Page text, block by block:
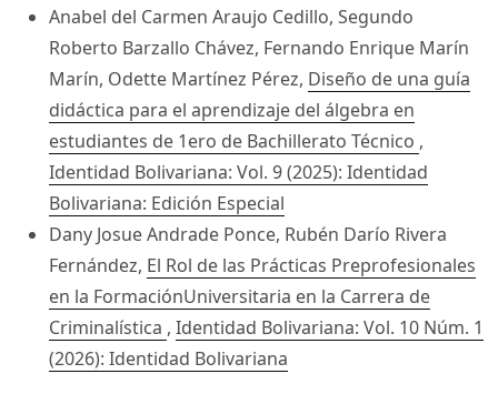
Anabel del Carmen Araujo Cedillo, Segundo
Roberto Barzallo Chávez, Fernando Enrique Marín
Marín, Odette Martínez Pérez, Diseño de una guía
didáctica para el aprendizaje del álgebra en
estudiantes de 1ero de Bachillerato Técnico ,
Identidad Bolivariana: Vol. 9 (2025): Identidad
Bolivariana: Edición Especial
Dany Josue Andrade Ponce, Rubén Darío Rivera
Fernández, El Rol de las Prácticas Preprofesionales
en la FormaciónUniversitaria en la Carrera de
Criminalística , Identidad Bolivariana: Vol. 10 Núm. 1
(2026): Identidad Bolivariana